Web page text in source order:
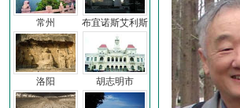
常州
洛阳
布宜诺斯艾利斯
胡志明市